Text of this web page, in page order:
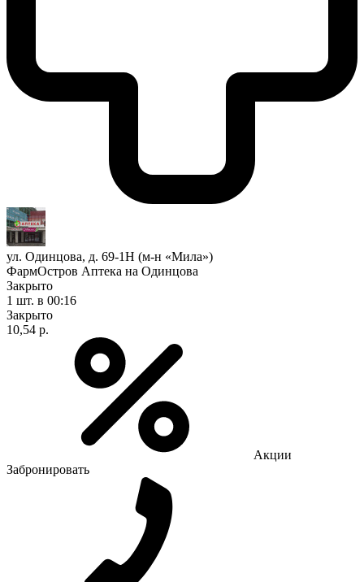
ул. Одинцова, д. 69-1Н (м-н «Мила»)
ФармОстров Аптека на Одинцова
Закрыто
1 шт. в 00:16
Закрыто
10,54 р.
Акции
Забронировать